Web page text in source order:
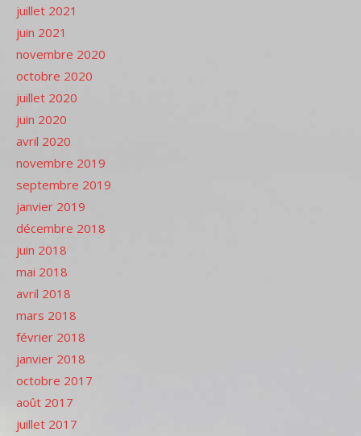
juillet 2021
juin 2021
novembre 2020
octobre 2020
juillet 2020
juin 2020
avril 2020
novembre 2019
septembre 2019
janvier 2019
décembre 2018
juin 2018
mai 2018
avril 2018
mars 2018
février 2018
janvier 2018
octobre 2017
août 2017
juillet 2017